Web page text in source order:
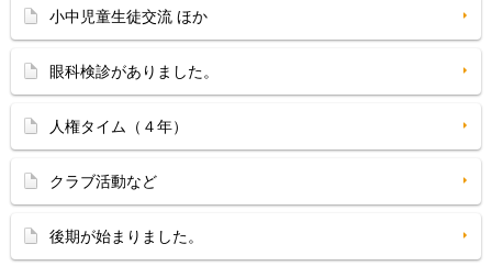
小中児童生徒交流 ほか
眼科検診がありました。
人権タイム（４年）
クラブ活動など
後期が始まりました。